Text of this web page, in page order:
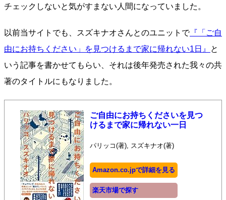
チェックしないと気がすまない人間になっていました。
以前当サイトでも、スズキナオさんとのユニットで『「ご自
由にお持ちください」を見つけるまで家に帰れない1日』
と
いう記事を書かせてもらい、それは後年発売された我々の共
著のタイトルにもなりました。
ご自由にお持ちくださいを見つ
けるまで家に帰れない一日
パリッコ(著), スズキナオ(著)
Amazon.co.jpで詳細を見る
楽天市場で探す